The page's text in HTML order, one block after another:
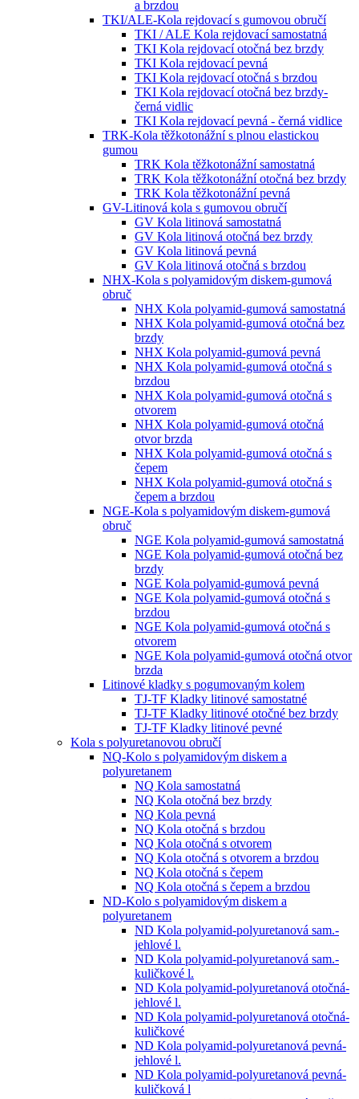
a brzdou
TKI/ALE-Kola rejdovací s gumovou obručí
TKI / ALE Kola rejdovací samostatná
TKI Kola rejdovací otočná bez brzdy
TKI Kola rejdovací pevná
TKI Kola rejdovací otočná s brzdou
TKI Kola rejdovací otočná bez brzdy-
černá vidlic
TKI Kola rejdovací pevná - černá vidlice
TRK-Kola těžkotonážní s plnou elastickou
gumou
TRK Kola těžkotonážní samostatná
TRK Kola těžkotonážní otočná bez brzdy
TRK Kola těžkotonážní pevná
GV-Litinová kola s gumovou obručí
GV Kola litinová samostatná
GV Kola litinová otočná bez brzdy
GV Kola litinová pevná
GV Kola litinová otočná s brzdou
NHX-Kola s polyamidovým diskem-gumová
obruč
NHX Kola polyamid-gumová samostatná
NHX Kola polyamid-gumová otočná bez
brzdy
NHX Kola polyamid-gumová pevná
NHX Kola polyamid-gumová otočná s
brzdou
NHX Kola polyamid-gumová otočná s
otvorem
NHX Kola polyamid-gumová otočná
otvor brzda
NHX Kola polyamid-gumová otočná s
čepem
NHX Kola polyamid-gumová otočná s
čepem a brzdou
NGE-Kola s polyamidovým diskem-gumová
obruč
NGE Kola polyamid-gumová samostatná
NGE Kola polyamid-gumová otočná bez
brzdy
NGE Kola polyamid-gumová pevná
NGE Kola polyamid-gumová otočná s
brzdou
NGE Kola polyamid-gumová otočná s
otvorem
NGE Kola polyamid-gumová otočná otvor
brzda
Litinové kladky s pogumovaným kolem
TJ-TF Kladky litinové samostatné
TJ-TF Kladky litinové otočné bez brzdy
TJ-TF Kladky litinové pevné
Kola s polyuretanovou obručí
NQ-Kolo s polyamidovým diskem a
polyuretanem
NQ Kola samostatná
NQ Kola otočná bez brzdy
NQ Kola pevná
NQ Kola otočná s brzdou
NQ Kola otočná s otvorem
NQ Kola otočná s otvorem a brzdou
NQ Kola otočná s čepem
NQ Kola otočná s čepem a brzdou
ND-Kolo s polyamidovým diskem a
polyuretanem
ND Kola polyamid-polyuretanová sam.-
jehlové l.
ND Kola polyamid-polyuretanová sam.-
kuličkové l.
ND Kola polyamid-polyuretanová otočná-
jehlové l.
ND Kola polyamid-polyuretanová otočná-
kuličkové
ND Kola polyamid-polyuretanová pevná-
jehlové l.
ND Kola polyamid-polyuretanová pevná-
kuličková l